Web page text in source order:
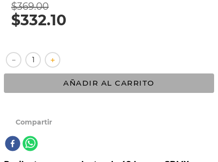
$369.00
$332.10
＋
－
AÑADIR AL CARRITO
7. ACERO INOXIDABLE
10. VASCONIA PRIMA